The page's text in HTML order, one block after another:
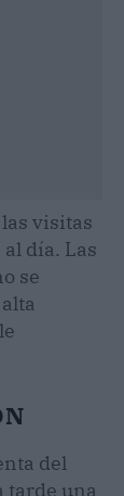
visitas
día. Las
se
del
tarde una